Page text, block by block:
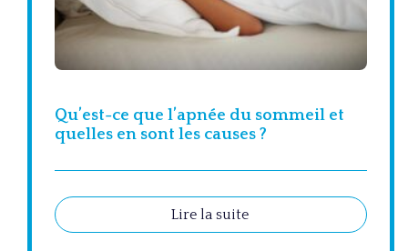
Qu’est-ce que l’apnée du sommeil et
quelles en sont les causes ?
Lire la suite